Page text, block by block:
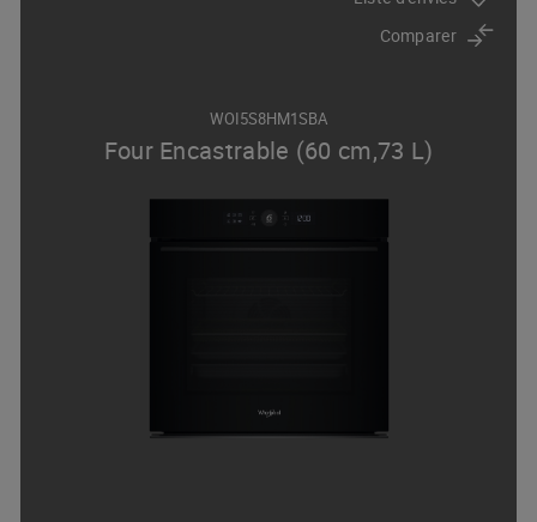
Comparer
WOI5S8HM1SBA
Four Encastrable (60 cm,73 L)